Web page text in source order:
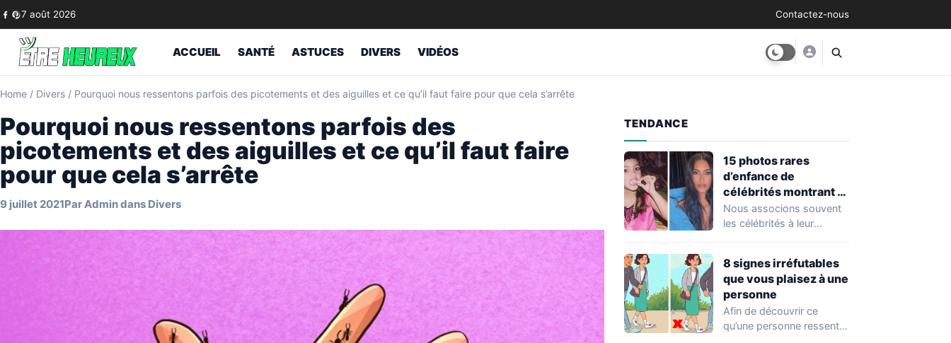
Skip to content
7 août 2026 Contactez-nous
ACCUEIL SANTÉ ASTUCES DIVERS VIDÉOS
Home / Divers / Pourquoi nous ressentons parfois des picotements et des aiguilles et ce qu’il faut faire pour que cela s’arrête
Pourquoi nous ressentons parfois des
picotements et des aiguilles et ce qu’il faut faire
pour que cela s’arrête
9 juillet 2021ParAdmindans Divers
TENDANCE
15 photos rares
d’enfance de
célébrités montrant à
quel point elles ont
changé au fil du temps
Nous associons souvent
les célébrités à leur
8 signes irréfutables
que vous plaisez à une
personne
Afin de découvrir ce
qu’une personne ressent